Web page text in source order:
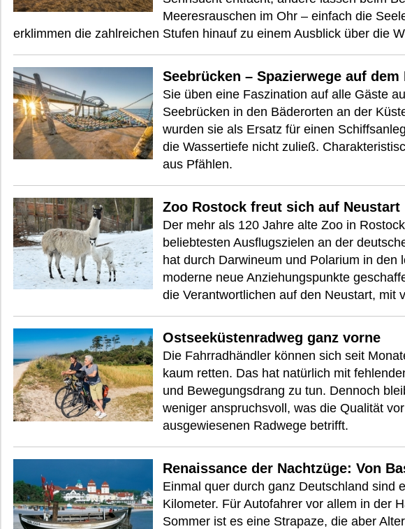
Meeresrauschen im Ohr – einfach die
erklimmen die zahlreichen Stufen hinauf zu einem Ausblick über die
Seebrücken – Spazierwege auf dem
Sie üben eine Faszination auf alle Gäste
Seebrücken in den Bäderorten an der
wurden sie als Ersatz für einen
die Wassertiefe nicht zuließ.
aus Pfählen.
Zoo Rostock freut sich auf Neustart
Der mehr als 120 Jahre alte Zoo in
beliebtesten Ausflugszielen an der
hat durch Darwineum und Polarium in den
moderne neue Anziehungspunkte
die Verantwortlichen auf den Neustart, mit
Ostseeküstenradweg ganz vorne
Die Fahrradhändler können sich seit
kaum retten. Das hat natürlich mit
und Bewegungsdrang zu tun. Dennoch
weniger anspruchsvoll, was die Qualität
ausgewiesenen Radwege betrifft.
Renaissance der Nachtzüge: Von
Einmal quer durch ganz Deutschland sind
Kilometer. Für Autofahrer vor allem in der
Sommer ist es eine Strapaze, die aber